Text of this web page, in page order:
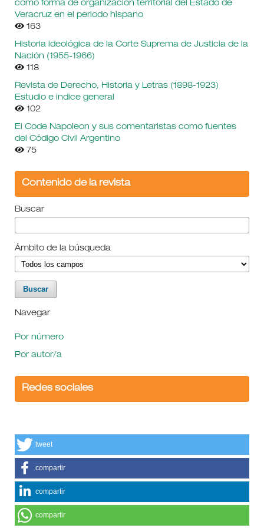
como forma de organización territorial del Estado de
Veracruz en el periodo hispano
163
Historia ideológica de la Corte Suprema de Justicia de la
Nación (1955-1966)
118
Revista de Derecho, Historia y Letras (1898-1923)
Estudio e indice general
102
El Code Napoleon y sus comentaristas como fuentes
del Código Civil Argentino
75
Contenido de la revista
Buscar
Ámbito de la búsqueda
Navegar
Por número
Por autor/a
Redes sociales
tweet
compartir
compartir
compartir